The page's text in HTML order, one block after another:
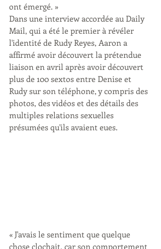
ont émergé. »
Dans une interview accordée au Daily
Mail, qui a été le premier à révéler
l'identité de Rudy Reyes, Aaron a
affirmé avoir découvert la prétendue
liaison en avril après avoir découvert
plus de 100 sextos entre Denise et
Rudy sur son téléphone, y compris des
photos, des vidéos et des détails des
multiples relations sexuelles
présumées qu'ils avaient eues.
« J'avais le sentiment que quelque
chose clochait, car son comportement